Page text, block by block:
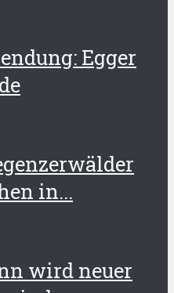
Egger
in...
wird neuer